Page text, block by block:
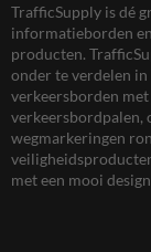
TrafficSupply is dé
informatieborden
producten.
onder te verdelen in
verkeersborden
verkeersbordpalen,
wegmarkeringen
met een mooi